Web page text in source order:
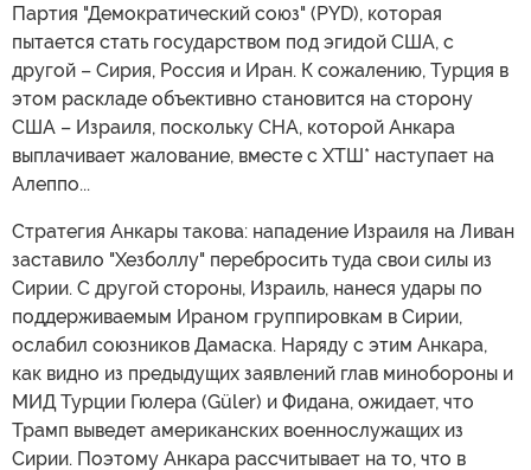
Партия "Демократический союз" (PYD), которая
пытается стать государством под эгидой США, с
другой – Сирия, Россия и Иран. К сожалению, Турция в
этом раскладе объективно становится на сторону
США – Израиля, поскольку СНА, которой Анкара
выплачивает жалование, вместе с ХТШ* наступает на
Алеппо...
Стратегия Анкары такова: нападение Израиля на Ливан
заставило "Хезболлу" перебросить туда свои силы из
Сирии. С другой стороны, Израиль, нанеся удары по
поддерживаемым Ираном группировкам в Сирии,
ослабил союзников Дамаска. Наряду с этим Анкара,
как видно из предыдущих заявлений глав минобороны и
МИД Турции Гюлера (Güler) и Фидана, ожидает, что
Трамп выведет американских военнослужащих из
Сирии. Поэтому Анкара рассчитывает на то, что в